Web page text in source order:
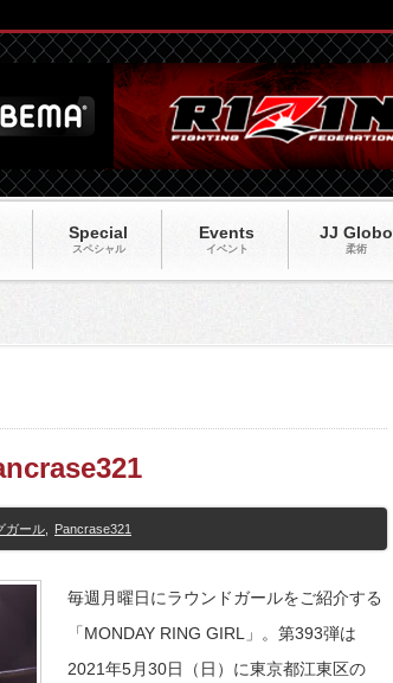
Special
スペシャル
Events
イベント
JJ Globo
柔術
ガール Pancrase321
毎週月曜日にラウンドガールをご紹介する
「MONDAY RING GIRL」。第393弾は
2021年5月30日（日）に東京都江東区の